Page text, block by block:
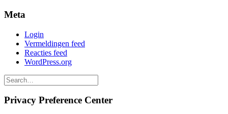
Meta
Login
Vermeldingen feed
Reacties feed
WordPress.org
Privacy Preference Center